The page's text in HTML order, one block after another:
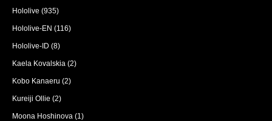
Hololive (935)
Hololive-EN (116)
Hololive-ID (8)
Kaela Kovalskia (2)
Kobo Kanaeru (2)
Kureiji Ollie (2)
Moona Hoshinova (1)